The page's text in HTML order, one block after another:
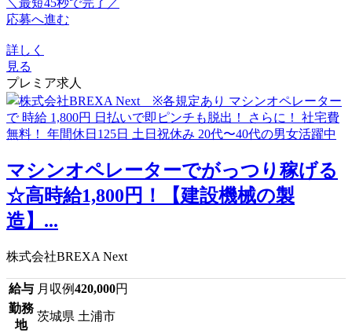
応募へ進む
詳しく
見る
プレミア求人
マシンオペレーターでがっつり稼げる
☆高時給1,800円！【建設機械の製
造】...
株式会社BREXA Next
給与 月収例420,000円
勤務
地
茨城県 土浦市